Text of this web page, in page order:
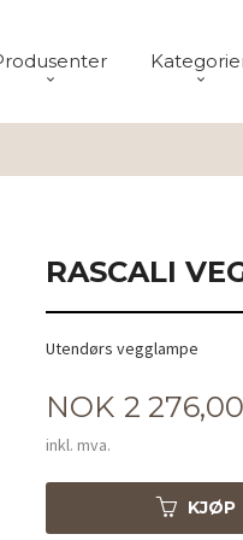
RASCALI
Utendørs vegglampe
Pris
NOK 2 276,00
inkl. mva.
KJØP